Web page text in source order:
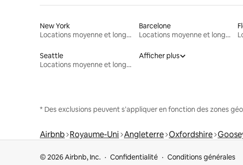
New York
Locations moyenne et longue durée
Barcelone
Locations moyenne et longue durée
Seattle
Locations moyenne et longue durée
Afficher plus
* Des exclusions peuvent s'appliquer en fonction des zones
Airbnb Royaume-Uni Angleterre Oxfordshire
© 2026 Airbnb, Inc. Confidentialité Conditions générales